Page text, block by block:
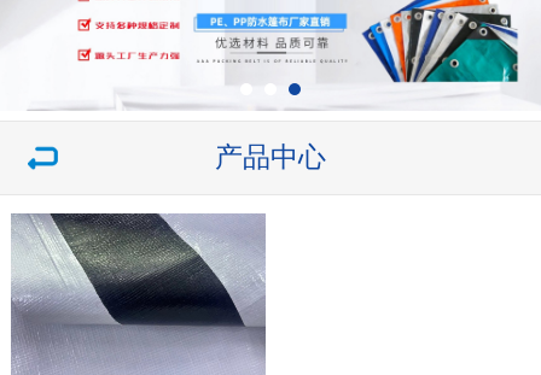
产品中心